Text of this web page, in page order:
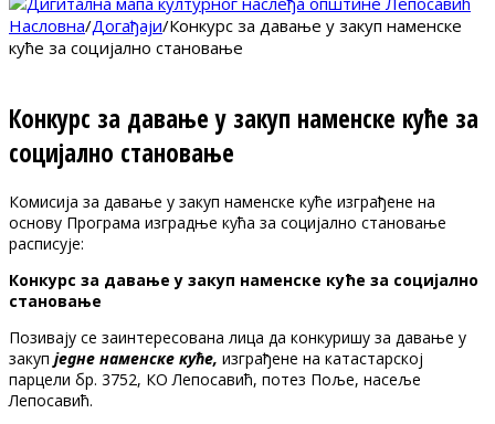
Насловна/Догађаји/Конкурс за давање у закуп наменске
куће за социјално становање
Конкурс за давање у закуп наменске куће за
социјално становање
Комисија за давање у закуп наменске куће изграђене на
основу Програма изградње кућа за социјално становање
расписује:
Конкурс за давање у закуп наменске куће за социјално
становање
Позивају се заинтересована лица да конкуришу за давање у
закуп једне наменске куће, изграђене на катастарској
парцели бр. 3752, КО Лепосавић, потез Поље, насеље
Лепосавић.